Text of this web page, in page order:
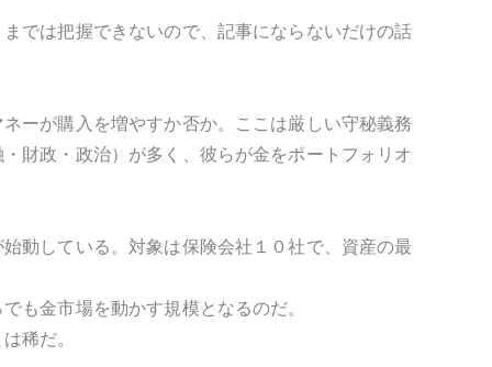
では把握できないので、記事にならないだけの話
ーが購入を増やすか否か。ここは厳しい守秘義務
財政・政治）が多く、彼らが金をポートフォリオ
動している。対象は保険会社１０社で、資産の最
も金市場を動かす規模となるのだ。
稀だ。